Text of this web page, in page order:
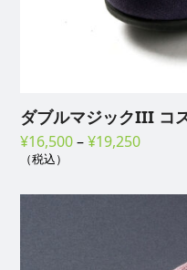
ダブルマジックIII コ
¥16,500 –¥19,250価
（税込）